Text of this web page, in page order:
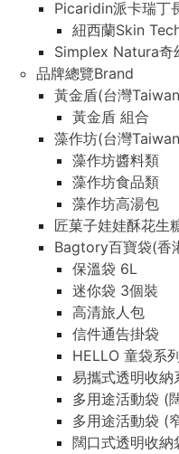
Picaridin派卡瑞丁
紐西蘭Skin
Simplex Natura奇
品牌總覽Brand
黃金盾(台灣
黃金盾 組合
藻作坊(台灣
藻作坊醬料類
藻作坊食品類
藻作坊高湯包
匠菓子娃娃酥花生
Bagtory百寶袋(香
保溫袋 6L
迷你袋 3個裝
高清旅人包
信件通告掛袋
HELLO 童袋系
易攜式透明收納
多用途活動袋 (
多用途活動袋 (
闊口式透明收納